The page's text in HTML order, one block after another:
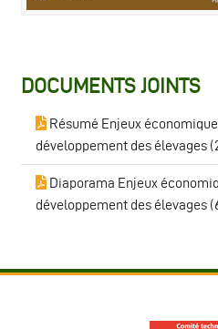
DOCUMENTS JOINTS
Résumé Enjeux
développement des élevages (
Diaporama Enjeux
développement des élevages (